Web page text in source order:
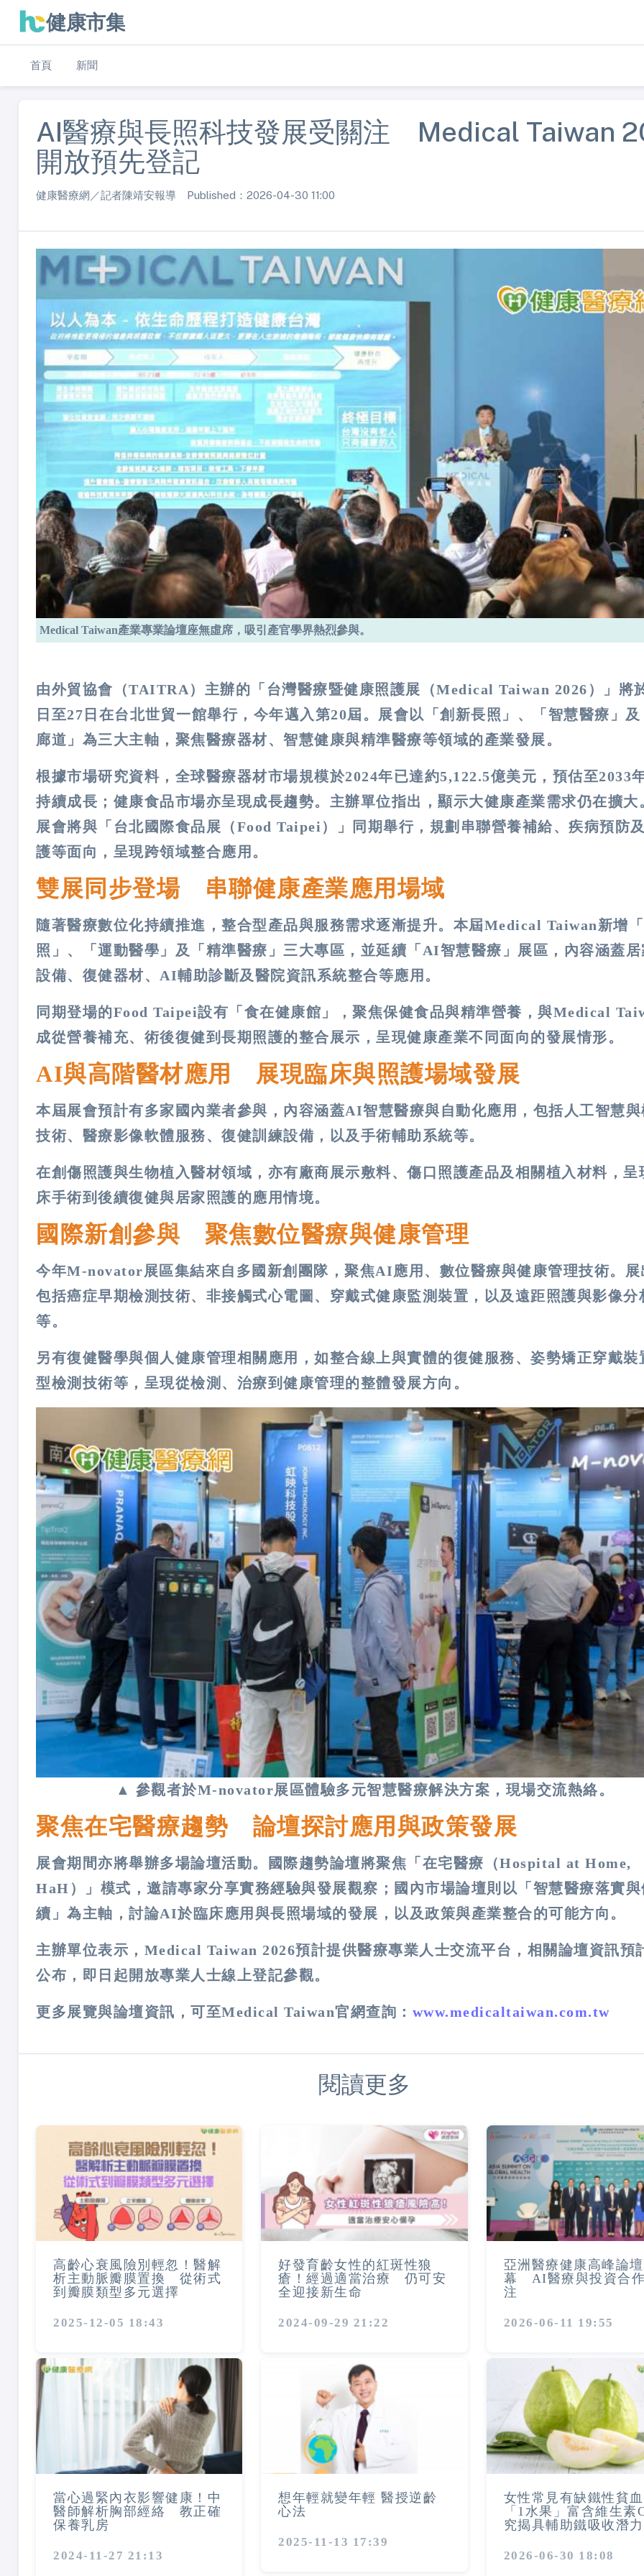
健康市集
首頁 新聞
AI醫療與長照科技發展受關注 Medical Taiwan
開放預先登記
健康醫療網／記者陳靖安報導 Published：2026-04-30 11:00
Medical Taiwan產業專業論壇座無虛席，吸引產官學界熱烈參與。
由外貿協會（TAITRA）主辦的「台灣醫療暨健康照護展（Medical Taiwan 2026）」將
日至27日在台北世貿一館舉行，今年邁入第20屆。展會以「創新長照」、「智慧醫療」
廊道」為三大主軸，聚焦醫療器材、智慧健康與精準醫療等領域的產業發展。
根據市場研究資料，全球醫療器材市場規模於2024年已達約5,122.5億美元，預估至2033
持續成長；健康食品市場亦呈現成長趨勢。主辦單位指出，顯示大健康產業需求仍在擴大
展會將與「台北國際食品展（Food Taipei）」同期舉行，規劃串聯營養補給、疾病預防
護等面向，呈現跨領域整合應用。
雙展同步登場 串聯健康產業應用場域
隨著醫療數位化持續推進，整合型產品與服務需求逐漸提升。本屆Medical Taiwan新增
照」、「運動醫學」及「精準醫療」三大專區，並延續「AI智慧醫療」展區，內容涵蓋
設備、復健器材、AI輔助診斷及醫院資訊系統整合等應用。
同期登場的Food Taipei設有「食在健康館」，聚焦保健食品與精準營養，與Medical
成從營養補充、術後復健到長期照護的整合展示，呈現健康產業不同面向的發展情形。
AI與高階醫材應用 展現臨床與照護場域發展
本屆展會預計有多家國內業者參與，內容涵蓋AI智慧醫療與自動化應用，包括人工智慧
技術、醫療影像軟體服務、復健訓練設備，以及手術輔助系統等。
在創傷照護與生物植入醫材領域，亦有廠商展示敷料、傷口照護產品及相關植入材料，呈
床手術到後續復健與居家照護的應用情境。
國際新創參與 聚焦數位醫療與健康管理
今年M-novator展區集結來自多國新創團隊，聚焦AI應用、數位醫療與健康管理技術。展
包括癌症早期檢測技術、非接觸式心電圖、穿戴式健康監測裝置，以及遠距照護與影像分
等。
另有復健醫學與個人健康管理相關應用，如整合線上與實體的復健服務、姿勢矯正穿戴裝
型檢測技術等，呈現從檢測、治療到健康管理的整體發展方向。
▲ 參觀者於M-novator展區體驗多元智慧醫療解決方案，現場交流熱絡。
聚焦在宅醫療趨勢 論壇探討應用與政策發展
展會期間亦將舉辦多場論壇活動。國際趨勢論壇將聚焦「在宅醫療（Hospital at Home,
HaH）」模式，邀請專家分享實務經驗與發展觀察；國內市場論壇則以「智慧醫療落實
續」為主軸，討論AI於臨床應用與長照場域的發展，以及政策與產業整合的可能方向。
主辦單位表示，Medical Taiwan 2026預計提供醫療專業人士交流平台，相關論壇資訊預
公布，即日起開放專業人士線上登記參觀。
更多展覽與論壇資訊，可至Medical Taiwan官網查詢： www.medicaltaiwan.com.tw
閱讀更多
高齡心衰風險別輕忽！醫解
析主動脈瓣膜置換 從術式
到瓣膜類型多元選擇
2025-12-05 18:43
好發育齡女性的紅斑性狼
瘡！經過適當治療 仍可安
全迎接新生命
2024-09-29 21:22
亞洲醫療健康高峰論
幕 AI醫療與投資合
注
2026-06-11 19:55
當心過緊內衣影響健康！中
醫師解析胸部經絡 教正確
保養乳房
2024-11-27 21:13
想年輕就變年輕 醫授逆齡
心法
2025-11-13 17:39
女性常見有缺鐵性貧
「1水果」富含維生
究揭具輔助鐵吸收潛力
2026-06-30 18:08